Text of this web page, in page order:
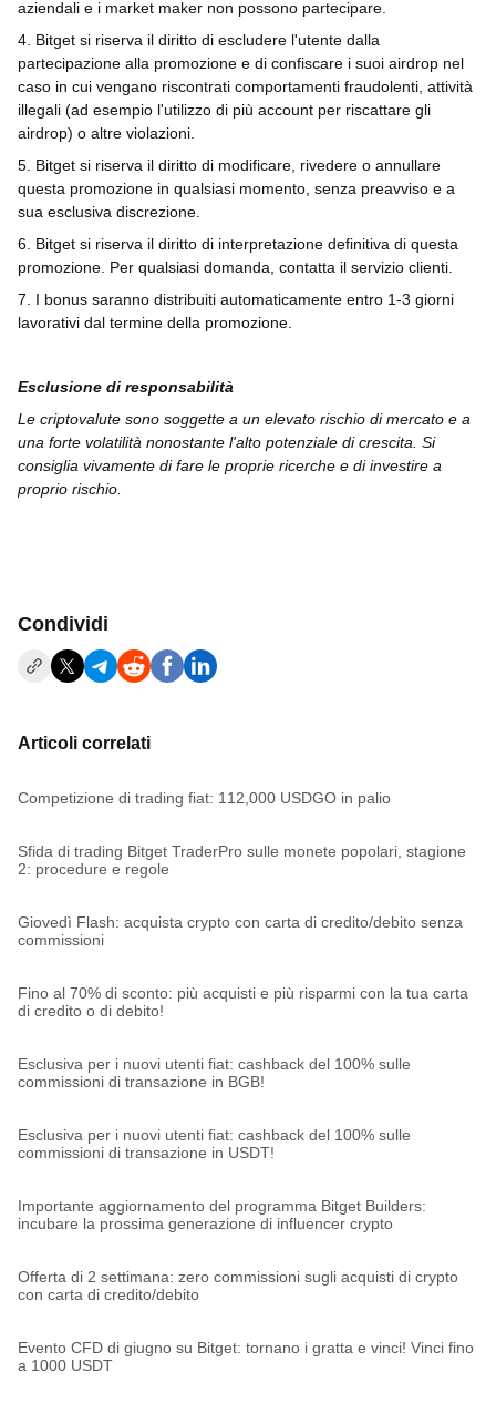
aziendali e i market maker non possono partecipare.
4. Bitget si riserva il diritto di escludere l'utente dalla
partecipazione alla promozione e di confiscare i suoi airdrop nel
caso in cui vengano riscontrati comportamenti fraudolenti, attività
illegali (ad esempio l'utilizzo di più account per riscattare gli
airdrop) o altre violazioni.
5. Bitget si riserva il diritto di modificare, rivedere o annullare
questa promozione in qualsiasi momento, senza preavviso e a
sua esclusiva discrezione.
6. Bitget si riserva il diritto di interpretazione definitiva di questa
promozione. Per qualsiasi domanda, contatta il servizio clienti.
7. I bonus saranno distribuiti automaticamente entro 1-3 giorni
lavorativi dal termine della promozione.
Esclusione di responsabilità
Le criptovalute sono soggette a un elevato rischio di mercato e a
una forte volatilità nonostante l'alto potenziale di crescita. Si
consiglia vivamente di fare le proprie ricerche e di investire a
proprio rischio.
Condividi
Articoli correlati
Competizione di trading fiat: 112,000 USDGO in palio
Sfida di trading Bitget TraderPro sulle monete popolari, stagione
2: procedure e regole
Giovedì Flash: acquista crypto con carta di credito/debito senza
commissioni
Fino al 70% di sconto: più acquisti e più risparmi con la tua carta
di credito o di debito!
Esclusiva per i nuovi utenti fiat: cashback del 100% sulle
commissioni di transazione in BGB!
Esclusiva per i nuovi utenti fiat: cashback del 100% sulle
commissioni di transazione in USDT!
Importante aggiornamento del programma Bitget Builders:
incubare la prossima generazione di influencer crypto
Offerta di 2 settimana: zero commissioni sugli acquisti di crypto
con carta di credito/debito
Evento CFD di giugno su Bitget: tornano i gratta e vinci! Vinci fino
a 1000 USDT